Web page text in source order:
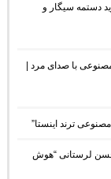
دستمه سیگار و
با صدای مرد |
لرستانی “هوش